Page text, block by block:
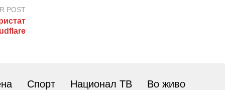
POST
Спорт Национал ТВ Во живо